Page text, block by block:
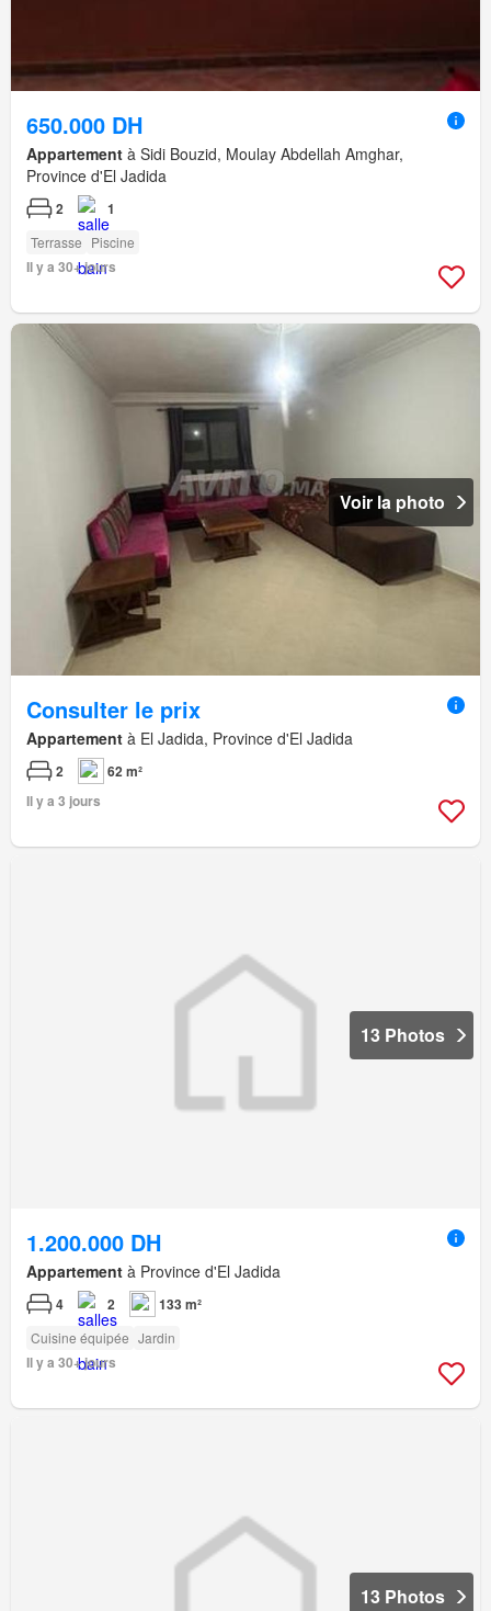
650.000 DH
Appartement à Sidi Bouzid, Moulay Abdellah Amghar,
Province d'El Jadida
2 1
Terrasse Piscine
Il y a 30+ jours
Voir la photo
Consulter le prix
Appartement à El Jadida, Province d'El Jadida
2
62 m²
Il y a 3 jours
13 Photos
1.200.000 DH
Appartement à Province d'El Jadida
4 2 133 m²
Cuisine équipée Jardin
Il y a 30+ jours
13 Photos